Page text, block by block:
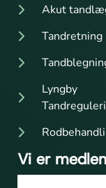
Akut
Tandretning
Lyngby
Vi er